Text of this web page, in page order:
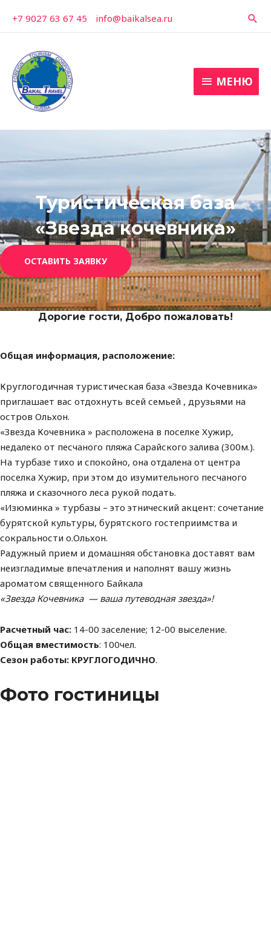
+7 9027 63 67 45 info@baikalsea.ru
МЕНЮ
Туристическая база
«Звезда кочевника»
ОСТАВИТЬ ЗАЯВКУ
Дорогие гости, Добро пожаловать!
Общая информация, расположение:
Круглогодичная туристическая база «Звезда Кочевника»
приглашает вас отдохнуть всей семьей , друзьями на
остров Ольхон.
«Звезда Кочевника » расположена в поселке Хужир,
недалеко от песчаного пляжа Сарайского залива (300м.).
На турбазе тихо и спокойно, она отдалена от центра
поселка Хужир, при этом до изумительного песчаного
пляжа и сказочного леса рукой подать.
«Изюминка » турбазы – это этнический акцент: сочетание
бурятской культуры, бурятского гостеприимства и
сокральности о.Ольхон.
Радужный прием и домашняя обстановка доставят вам
неизгладимые впечатления и наполнят вашу жизнь
ароматом священного Байкала
«Звезда Кочевника — ваша путеводная звезда»!
Расчетный час: 14-00 заселение; 12-00 выселение.
Общая вместимость: 100чел.
Сезон работы: КРУГЛОГОДИЧНО.
Фото гостиницы